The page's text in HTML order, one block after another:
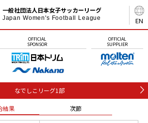
EN
一般社団法人日本女子サッカーリーグ
Japan Women's Football League
OFFICIAL
SPONSOR
OFFICIAL
SUPPLIER
なでしこリーグ1部
結果 次節